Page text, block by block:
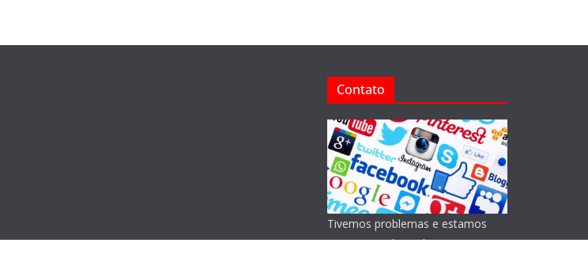
Contato
Tivemos problemas e estamos
reorganizando o Blog!